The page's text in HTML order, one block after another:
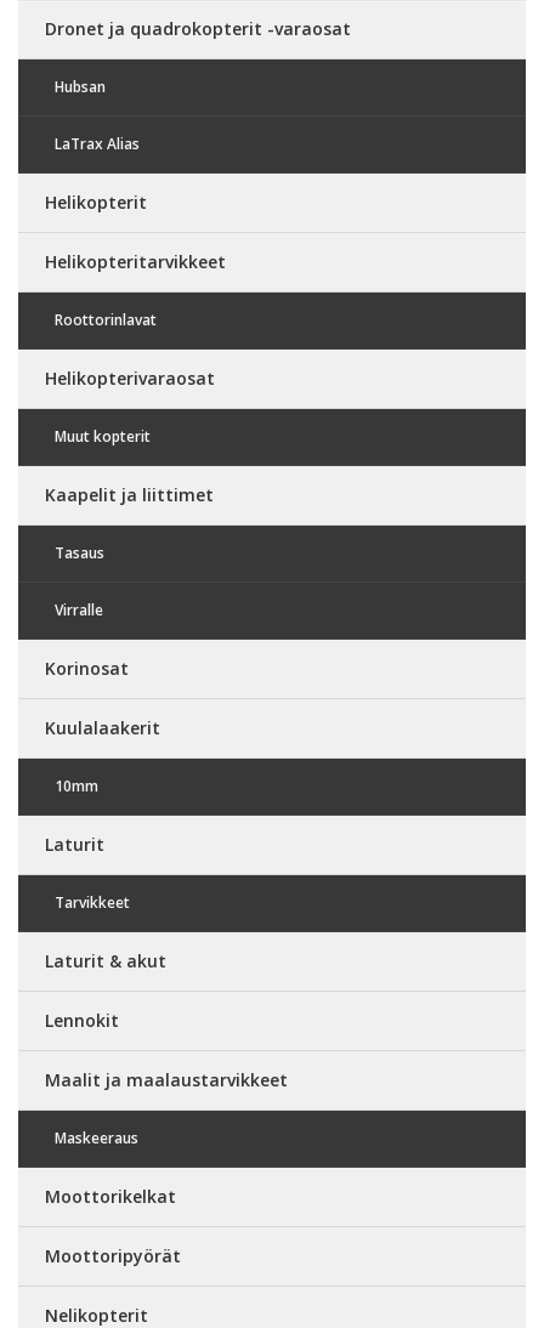
Dronet ja quadrokopterit -varaosat
Hubsan
LaTrax Alias
Helikopterit
Helikopteritarvikkeet
Roottorinlavat
Helikopterivaraosat
Muut kopterit
Kaapelit ja liittimet
Tasaus
Virralle
Korinosat
Kuulalaakerit
10mm
Laturit
Tarvikkeet
Laturit & akut
Lennokit
Maalit ja maalaustarvikkeet
Maskeeraus
Moottorikelkat
Moottoripyörät
Nelikopterit